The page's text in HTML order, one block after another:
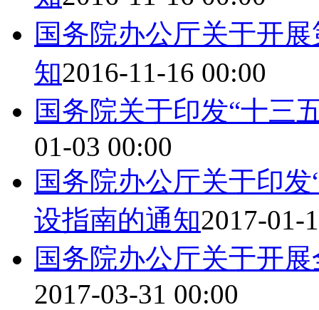
国务院办公厅关于开
知2016-11-16 00:00
国务院关于印发“十三
01-03 00:00
国务院办公厅关于印
设指南的通知2017-01-
国务院办公厅关于开
2017-03-31 00:00